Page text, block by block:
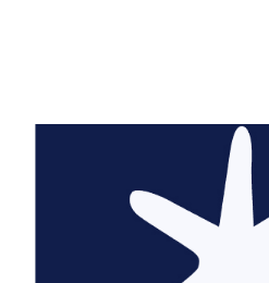
A. Beall